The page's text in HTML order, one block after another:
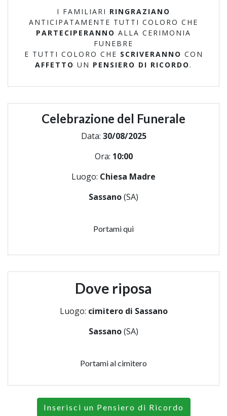
I FAMILIARI RINGRAZIANO
ANTICIPATAMENTE TUTTI COLORO CHE
PARTECIPERANNO ALLA CERIMONIA
FUNEBRE
E TUTTI COLORO CHE SCRIVERANNO CON
AFFETTO UN PENSIERO DI RICORDO .
Celebrazione del Funerale
Data: 30/08/2025
Ora: 10:00
Luogo: Chiesa Madre
Sassano(SA)
Portami qui
Dove riposa
Luogo: cimitero di Sassano
Sassano(SA)
Portami al cimitero
Inserisci un Pensiero di Ricordo